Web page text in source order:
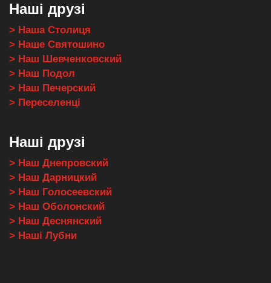
Наші друзі
> Наша Столиця
> Наше Святошино
> Наш Шевченковский
> Наш Подол
> Наш Печерский
> Переселенці
Наші друзі
> Наш Днепровский
> Наш Дарницкий
> Наш Голосеевский
> Наш Оболонский
> Наш Деснянский
> Наші Лубни